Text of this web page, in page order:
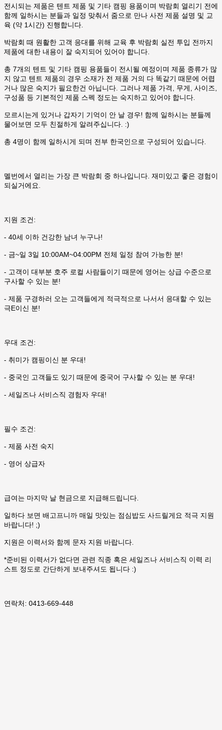
전시되는 제품은 텐트 제품 및 기타 캠핑 용품이며 박람회 열리기 전에
함께 일하시는 분들과 일정 맞춰서 줌으로 만나 사전 제품 설명 및 교
육 (약 1시간) 진행합니다.
박람회 때 원활한 고객 응대를 위해 교육 후 박람회 실전 투입 전까지
제품에 대한 내용이 잘 숙지되어 있어야 합니다.
총 7개의 텐트 및 기타 캠핑 용품들이 전시될 예정이며 제품 종류가 많
지 않고 텐트 제품의 경우 소재가 전 제품 거의 다 똑같기 때문에 어렵
거나 많은 숙지가 필요한건 아닙니다. 그러나 제품 가격, 무게, 사이즈,
구성품 등 기본적인 제품 스펙 정도는 숙지하고 있어야 합니다.
모르시는게 있거나 갑자기 기억이 안 날 경우! 함께 일하시는 분들께
물어보면 모두 친절하게 알려주십니다. :)
총 4명이 함께 일하시게 되며 전부 한국인으로 구성되어 있습니다.
멜번에서 열리는 가장 큰 박람회 중 하나입니다. 재미있고 좋은 경험이
되실거에요.
지원 조건:
- 40세 이하 건강한 남녀 누구나!
- 금~일 3일 10:00AM~04:00PM 전체 일정 참여 가능한 분!
- 고객이 대부분 호주 로컬 사람들이기 때문에 영어는 상급 수준으로
구사할 수 있는 분!
- 제품 구경하러 오는 고객들에게 적극적으로 나서서 응대할 수 있는
극E이신 분!
우대 조건:
- 취미가 캠핑이신 분 우대!
- 중국인 고객들도 있기 때문에 중국어 구사할 수 있는 분 우대!
- 세일즈나 서비스직 경험자 우대!
필수 조건:
- 제품 사전 숙지
- 영어 상급자
급여는 마지막 날 현금으로 지급해드립니다.
일하다 보면 배고프니까 매일 맛있는 점심밥도 사드릴게요 적극 지원
바랍니다! ;)
지원은 이력서와 함께 문자 지원 바랍니다.
*준비된 이력서가 없다면 관련 직종 혹은 세일즈나 서비스직 이력 리
스트 정도로 간단하게 보내주셔도 됩니다 :)
연락처: 0413-669-448